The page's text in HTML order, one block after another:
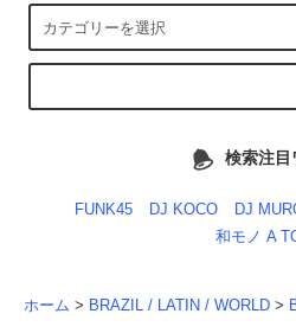
検索注目
FUNK45 DJ KOCO DJ
和モノ A
ホーム > BRAZIL / LATIN / WORLD >